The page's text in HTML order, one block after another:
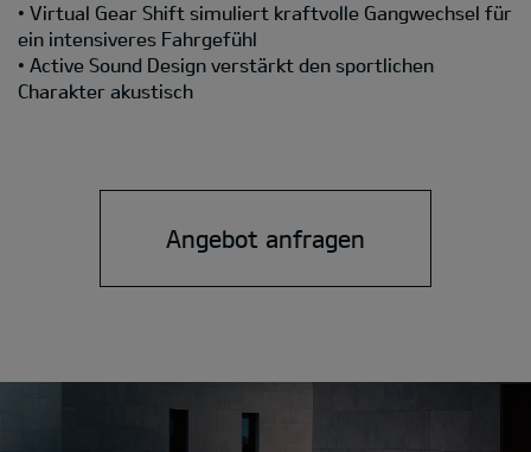
• Virtual Gear Shift simuliert kraftvolle Gangwechsel für
ein intensiveres Fahrgefühl
• Active Sound Design verstärkt den sportlichen
Charakter akustisch
Angebot anfragen